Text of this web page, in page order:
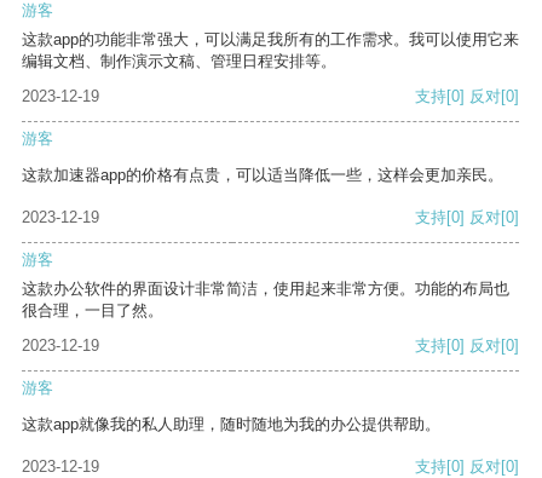
游客
这款app的功能非常强大，可以满足我所有的工作需求。我可以使用它来
编辑文档、制作演示文稿、管理日程安排等。
2023-12-19
支持[0] 反对[0]
游客
这款加速器app的价格有点贵，可以适当降低一些，这样会更加亲民。
2023-12-19 支持[0] 反对[0]
游客
这款办公软件的界面设计非常简洁，使用起来非常方便。功能的布局也
很合理，一目了然。
2023-12-19
支持[0] 反对[0]
游客
这款app就像我的私人助理，随时随地为我的办公提供帮助。
2023-12-19 支持[0] 反对[0]